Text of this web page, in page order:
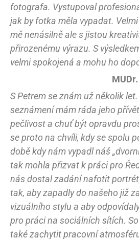
fotografa. Vystupoval
jak by fotka měla vypadat.
mě nenásilně ale s jistou
přirozenému výrazu. S
velmi spokojená a mohu ho
S Petrem se znám už několik
seznámení mám ráda jeho
pečlivost a chuť být opravdu
se proto na chvíli, kdy se spolu
době kdy nám vypadl náš
tak mohla přizvat k práci pro
nás dostal zadání nafotit
tak, aby zapadly do našeho již
vizuálního stylu a aby
pro práci na sociálních sítích.
také zachytit pracovní